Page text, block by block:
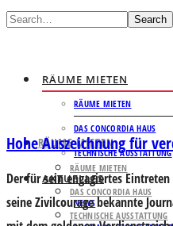
Search
RÄUME MIETEN
RÄUME MIETEN
DAS CONCORDIA HAUS
TECHNISCHE AUSSTATTUNG
AKTUELLES
NEWS
RÄUME MIETEN
RÄUME MIETEN
DAS CONCORDIA HAUS
TECHNISCHE AUSSTATTUNG
Hohe Auszeichnung für
Der für sein engagiertes
seine Zivilcourage bekannte